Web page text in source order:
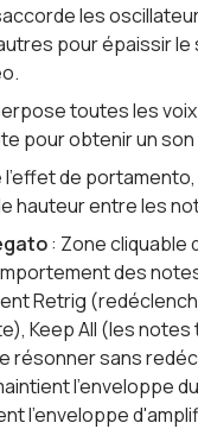
les
pour épaissir le
toutes les
pour obtenir un son
l'effet de
hauteur entre les
: Zone cliquable
des
Retrig
Keep All (les notes
résonner sans
l'enveloppe
l'enveloppe